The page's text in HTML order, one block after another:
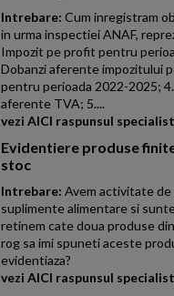
Intrebare: Cum inregistram
in urma inspectiei ANAF,
Impozit pe profit pentru
Dobanzi aferente impozitului
pentru perioada 2022-2025;
aferente TVA; 5....
vezi AICI raspunsul
Evidentiere produse
stoc
Intrebare: Avem activitate
suplimente alimentare si
retinem cate doua produse
rog sa imi spuneti aceste
evidentiaza?
vezi AICI raspunsul